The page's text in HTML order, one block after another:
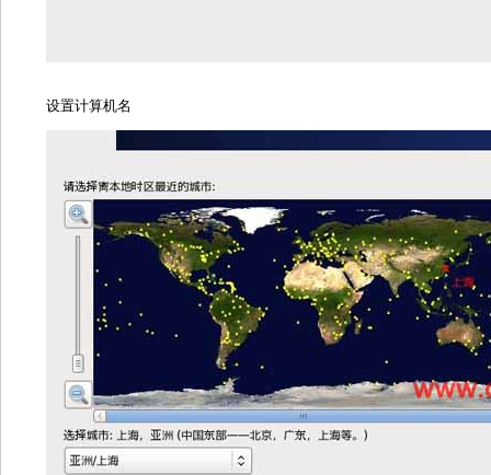
设置计算机名